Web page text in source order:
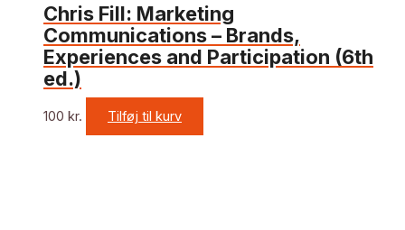
Chris Fill: Marketing
Communications – Brands,
Experiences and Participation (6th
ed.)
100 kr. Tilføj til kurv